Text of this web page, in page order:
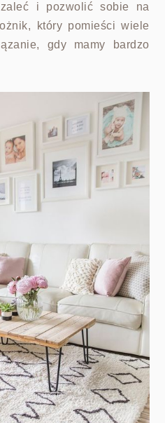
i pozwolić sobie na
który pomieści wiele
gdy mamy bardzo